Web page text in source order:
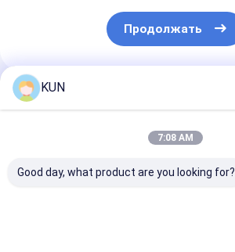
Продолжать
Порекомендованные Продукты
KUN
7:08 AM
Good day, what product are you looking for?